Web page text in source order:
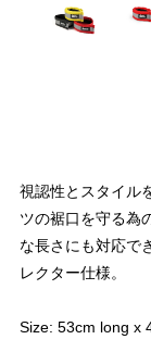
視認性とスタイル
ツの裾口を守る為
な長さにも対応で
レクター仕様。
Size: 53cm long x